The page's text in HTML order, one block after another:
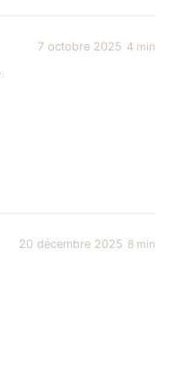
7 octobre 2025 4 min
20 décembre 2025 8 min